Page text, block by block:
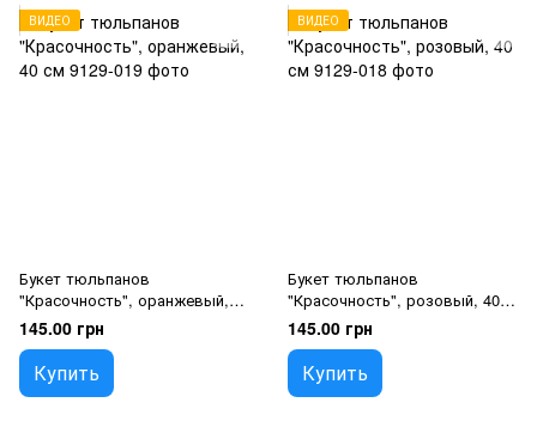
ВИДЕО
Букет тюльпанов
"Красочность", оранжевый,
40 см
145.00 грн
Купить
ВИДЕО
Букет тюльпанов
"Красочность", розовый, 40
см
145.00 грн
Купить